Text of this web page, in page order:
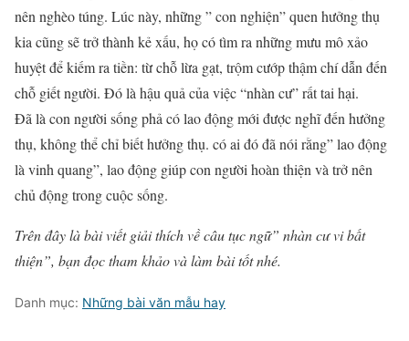
nên nghèo túng. Lúc này, những ” con nghiện” quen hưởng thụ
kia cũng sẽ trở thành kẻ xấu, họ có tìm ra những mưu mô xảo
huyệt để kiếm ra tiền: từ chỗ lừa gạt, trộm cướp thậm chí dẫn đến
chỗ giết người. Đó là hậu quả của việc “nhàn cư” rất tai hại.
Đã là con người sống phả có lao động mới được nghĩ đến hưởng
thụ, không thể chỉ biết hưởng thụ. có ai đó đã nói rằng” lao động
là vinh quang”, lao động giúp con người hoàn thiện và trở nên
chủ động trong cuộc sống.
Trên đây là bài viết giải thích về câu tục ngữ” nhàn cư vi bất
thiện”, bạn đọc tham khảo và làm bài tốt nhé.
Danh mục: Những bài văn mẫu hay